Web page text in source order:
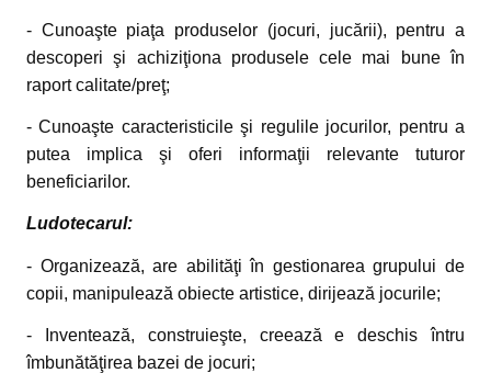
- Cunoaşte piaţa produselor (jocuri, jucării), pentru a
descoperi şi achiziţiona produsele cele mai bune în
raport calitate/preţ;
- Cunoaşte caracteristicile şi regulile jocurilor, pentru a
putea implica şi oferi informaţii relevante tuturor
beneficiarilor.
Ludotecarul:
- Organizează, are abilităţi în gestionarea grupului de
copii, manipulează obiecte artistice, dirijează jocurile;
- Inventează, construieşte, creează e deschis întru
îmbunătăţirea bazei de jocuri;